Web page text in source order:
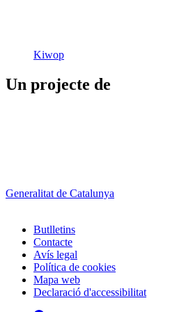
Kiwop
Un projecte de
Generalitat de Catalunya
Peu
Butlletins
Contacte
Avís legal
Política de cookies
Mapa web
Declaració d'accessibilitat